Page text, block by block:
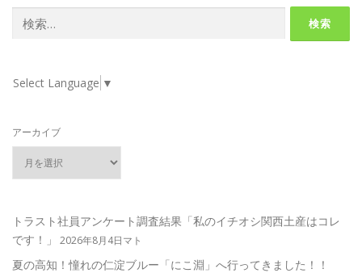
索:
Select Language ▼
アーカイブ
トラスト社員アンケート調査結果「私のイチオシ関西土産はコレ
です！」
2026年8月4日マト
夏の高知！憧れの仁淀ブルー「にこ淵」へ行ってきました！！